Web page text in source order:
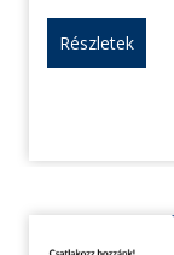
Részletek